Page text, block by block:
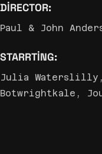
DIRECTOR:
Paul & John
STARRTING:
Julia Waterslilly,
Botwrightkale,